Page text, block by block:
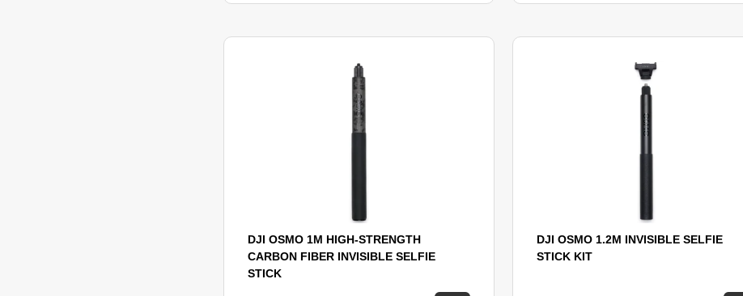
DJI OSMO 1M HIGH-STRENGTH
CARBON FIBER INVISIBLE SELFIE
STICK
DJI OSMO 1.2M INVISIBLE SELFIE
STICK KIT